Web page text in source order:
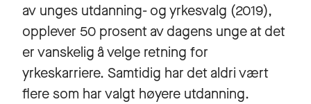
av unges utdanning- og yrkesvalg (2019),
opplever 50 prosent av dagens unge at det
er vanskelig å velge retning for
yrkeskarriere. Samtidig har det aldri vært
flere som har valgt høyere utdanning.